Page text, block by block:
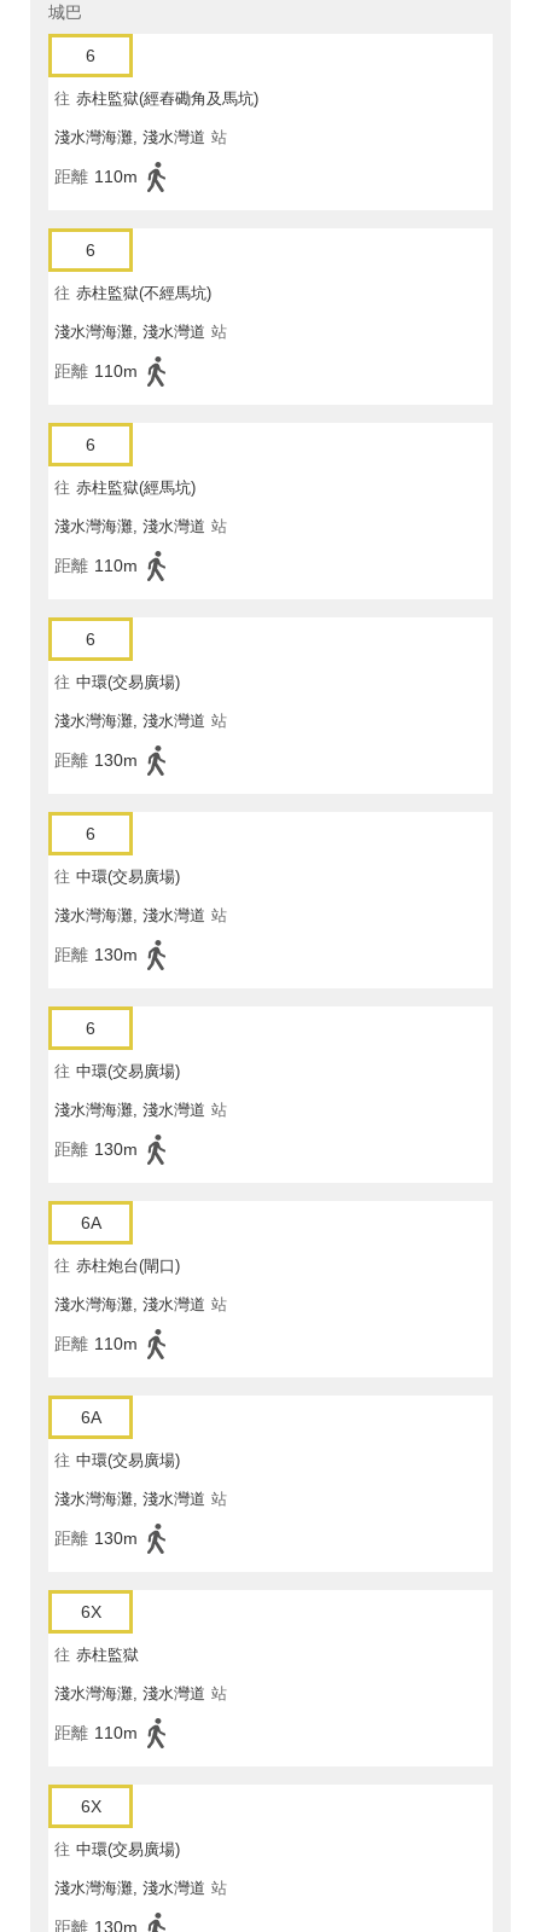
城巴
6
往 赤柱監獄(經舂磡角及馬坑)
淺水灣海灘, 淺水灣道 站
距離 110m
6
往 赤柱監獄(不經馬坑)
淺水灣海灘, 淺水灣道 站
距離 110m
6
往 赤柱監獄(經馬坑)
淺水灣海灘, 淺水灣道 站
距離 110m
6
往 中環(交易廣場)
淺水灣海灘, 淺水灣道 站
距離 130m
6
往 中環(交易廣場)
淺水灣海灘, 淺水灣道 站
距離 130m
6
往 中環(交易廣場)
淺水灣海灘, 淺水灣道 站
距離 130m
6A
往 赤柱炮台(閘口)
淺水灣海灘, 淺水灣道 站
距離 110m
6A
往 中環(交易廣場)
淺水灣海灘, 淺水灣道 站
距離 130m
6X
往 赤柱監獄
淺水灣海灘, 淺水灣道 站
距離 110m
6X
往 中環(交易廣場)
淺水灣海灘, 淺水灣道 站
距離 130m